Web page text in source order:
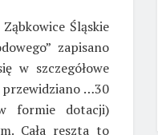
Śląskie
zapisano
w szczegółowe
przewidziano …30
formie dotacji)
Cała reszta to